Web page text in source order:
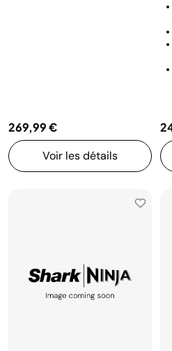
269,99 €
Voir les détails